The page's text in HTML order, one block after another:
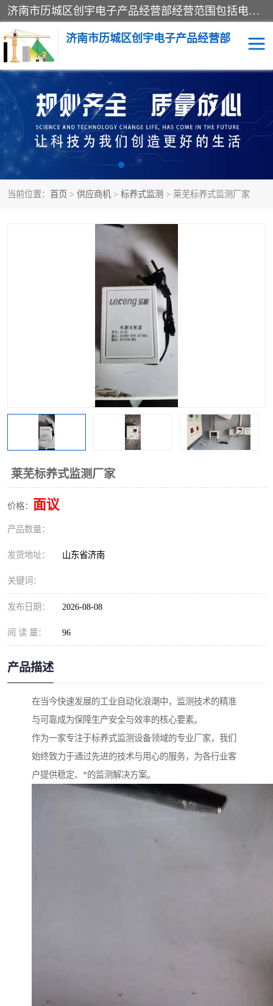
济南市历城区创宇电子产品经营部经营范围包括电子产品、起重机械配件、电气设备、仪器仪表、配电箱、监控设备的批发、零售；配电箱、仪器仪表（不含计量器）、工业自动化设备（不含特种设备、电力设备）的安装、维修。（依法须经批准的项目，经相关部门批准后方可开展经营活动）。
济南市历城区创宇电子产品经营部
当前位置： 首页 > 供应商机 > 标养式监测 > 莱芜标养式监测厂家
莱芜标养式监测厂家
价格： 面议
产品数量：
发货地址： 山东省济南
关键词：
发布日期： 2026-08-08
阅 读 量： 96
产品描述
在当今快速发展的工业自动化浪潮中，监测技术的精准
与可靠成为保障生产安全与效率的核心要素。
作为一家专注于标养式监测设备领域的专业厂家，我们
始终致力于通过先进的技术与用心的服务，为各行业客
户提供稳定、*的监测解决方案。
标养式监测 吊钩可视化
钢丝绳监控 高支模
升降机 施工临电箱监测系统